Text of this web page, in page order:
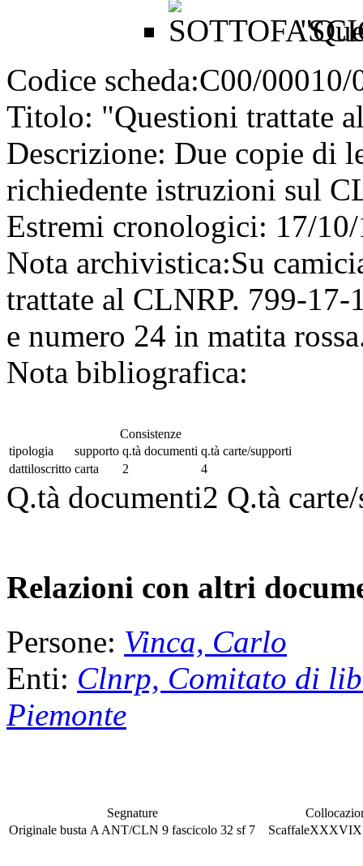
Codice scheda:C00/00010/
Titolo: "Questioni trattate
Descrizione: Due copie di
richiedente istruzioni sul
Estremi cronologici: 17/
Nota archivistica:Su
trattate al CLNRP. 799-
e numero 24 in matita
Nota bibliografica:
Consistenze
tipologia
supporto q.tà documenti q.tà carte/supporti
dattiloscritto carta 2 4
Q.tà documenti2 Q.tà
Relazioni con altri
Persone: Vinca, Carlo
Enti: Clnrp, Comitato di
Piemonte
Segnature
Originale busta A ANT/CLN 9 fascicolo 32 sf7
Scaffale